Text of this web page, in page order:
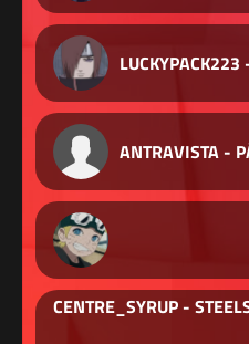
LUCKYPACK223
ANTRAVISTA -
CENTRE_SYRUP -